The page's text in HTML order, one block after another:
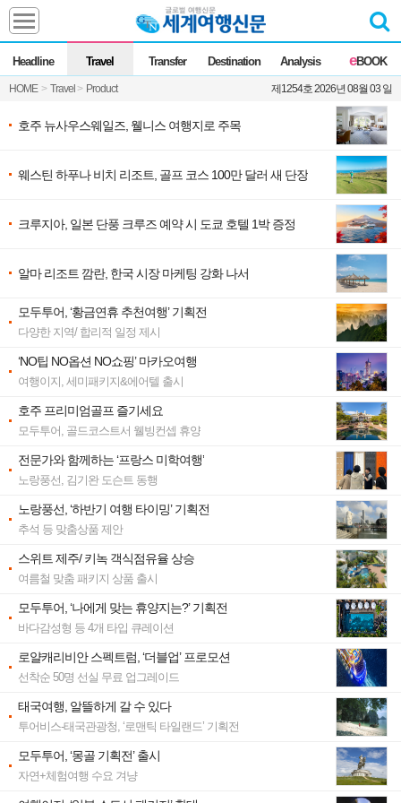
Headline Travel Transfer Destination Analysis eBOOK
HOME > Travel > Product 제1254호 2026년 08월 03 일
Headline
전체 News
Commentary Opinion
Focus Marketing
Travel
Transfer
호주 뉴사우스웨일즈, 웰니스 여행지로 주목
웨스틴 하푸나 비치 리조트, 골프 코스 100만 달러 새 단장
크루지아, 일본 단풍 크루즈 예약 시 도쿄 호텔 1박 증정
알마 리조트 깜란, 한국 시장 마케팅 강화 나서
모두투어, ‘황금연휴 추천여행’ 기획전
다양한 지역/ 합리적 일정 제시
‘NO팁 NO옵션 NO쇼핑’ 마카오여행
여행이지, 세미패키지&에어텔 출시
호주 프리미엄골프 즐기세요
모두투어, 골드코스트서 웰빙컨셉 휴양
전문가와 함께하는 ‘프랑스 미학여행’
노랑풍선, 김기완 도슨트 동행
노랑풍선, ‘하반기 여행 타이밍’ 기획전
추석 등 맞춤상품 제안
스위트 제주/ 키녹 객식점유율 상승
여름철 맞춤 패키지 상품 출시
모두투어, ‘나에게 맞는 휴양지는?’ 기획전
바다감성형 등 4개 타입 큐레이션
로얄캐리비안 스펙트럼, ‘더블업’ 프로모션
선착순 50명 선실 무료 업그레이드
태국여행, 알뜰하게 갈 수 있다
투어비스-태국관광청, ‘로맨틱 타일랜드’ 기획전
모두투어, ‘몽골 기획전’ 출시
자연+체험여행 수요 겨냥